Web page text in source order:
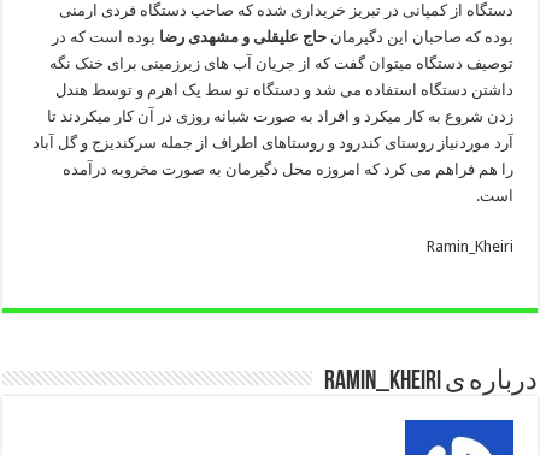
دستگاه از کمپانی در تبریز خریداری شده که صاحب دستگاه فردی ارمنی
بوده که صاحبان این دگیرمانحاج علیقلی و مشهدی رضا بوده است که در
توصیف دستگاه میتوان گفت که از جریان آب های زیرزمینی برای خنک نگه
داشتن دستگاه استفاده می شد و دستگاه تو سط یک اهرم و توسط هندل
زدن شروع به کار میکرد و افراد به صورت شبانه روزی در آن کار میکردند تا
آرد موردنیاز روستای کندرود و روستاهای اطراف از جمله سرکندیزج و گل آباد
را هم فراهم می کرد که امروزه محل دگیرمان به صورت مخروبه درآمده
است.
Ramin_Kheiri
درباره ی Ramin_kheiri